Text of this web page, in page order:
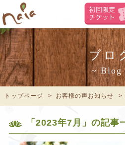
ブロ
~ Blog
トップページ お客様の声お知らせ
「2023年7月」の記事